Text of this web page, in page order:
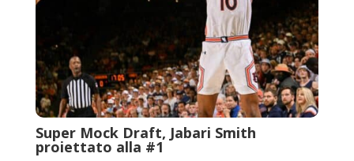
Super Mock Draft, Jabari Smith
proiettato alla #1